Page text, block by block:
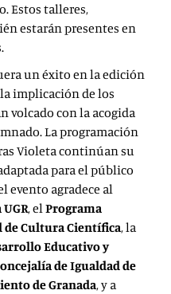
Estos talleres,
estarán presentes en
un éxito en la edición
implicación de los
volcado con la acogida
La programación
Violetacontinúan su
para el público
evento agradece al
, elPrograma
de Cultura Científica, la
Educativo y
de Igualdad de
de Granada, y a